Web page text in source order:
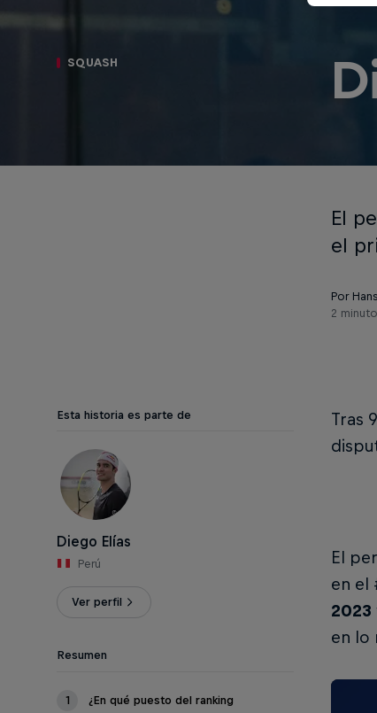
SQUASH
El
el
Por
2
Esta historia es parte de
Diego Elías
Perú
Ver perfil
Resumen
1
¿En qué puesto del ranking
Tras
El
en el
2023
en lo